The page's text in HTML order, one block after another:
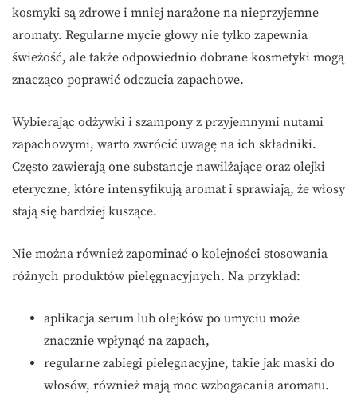
kosmyki są zdrowe i mniej narażone na nieprzyjemne
aromaty. Regularne mycie głowy nie tylko zapewnia
świeżość, ale także odpowiednio dobrane kosmetyki mogą
znacząco poprawić odczucia zapachowe.
Wybierając odżywki i szampony z przyjemnymi nutami
zapachowymi, warto zwrócić uwagę na ich składniki.
Często zawierają one substancje nawilżające oraz olejki
eteryczne, które intensyfikują aromat i sprawiają, że włosy
stają się bardziej kuszące.
Nie można również zapominać o kolejności stosowania
różnych produktów pielęgnacyjnych. Na przykład:
aplikacja serum lub olejków po umyciu może
znacznie wpłynąć na zapach,
regularne zabiegi pielęgnacyjne, takie jak maski do
włosów, również mają moc wzbogacania aromatu.